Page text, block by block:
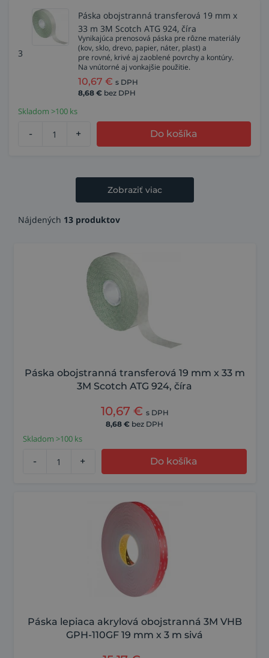
3
Páska obojstranná transferová 19 mm x
33 m 3M Scotch ATG 924, číra
Vynikajúca prenosová páska pre rôzne materiály
(kov, sklo, drevo, papier, náter, plast) a
pre rovné, krivé aj zaoblené povrchy a kontúry.
Na vnútorné aj vonkajšie použitie.
10,67 € s DPH
8,68 € bez DPH
Skladom >100 ks
- + Do košíka
Zobraziť viac
Nájdených 13 produktov
Páska obojstranná transferová 19 mm x 33 m
3M Scotch ATG 924, číra
10,67 € s DPH
8,68 € bez DPH
Skladom >100 ks
- + Do košíka
Páska lepiaca akrylová obojstranná 3M VHB
GPH-110GF 19 mm x 3 m sivá